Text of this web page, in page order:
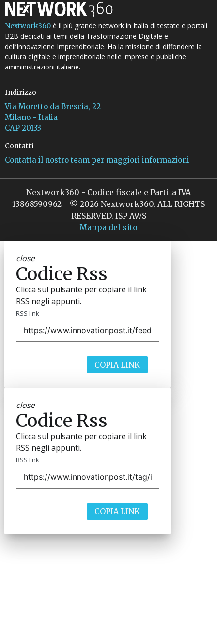
Nextwork360 è il più grande network in Italia di testate e portali
B2B dedicati ai temi della Trasformazione Digitale e
dell’Innovazione Imprenditoriale. Ha la missione di diffondere la
cultura digitale e imprenditoriale nelle imprese e pubbliche
amministrazioni italiane.
Indirizzo
Via Moretto da Brescia, 22
Milano - Italia
CAP 20133
Contatti
Contatta il nostro team per maggiori informazioni
Nextwork360 - Codice fiscale e Partita IVA
13868590962 - © 2026 Nextwork360. ALL RIGHTS
RESERVED. ISP AWS
Mappa del sito
close
Codice Rss
Clicca sul pulsante per copiare il link
RSS negli appunti.
RSS link
COPIA LINK
close
Codice Rss
Clicca sul pulsante per copiare il link
RSS negli appunti.
RSS link
COPIA LINK